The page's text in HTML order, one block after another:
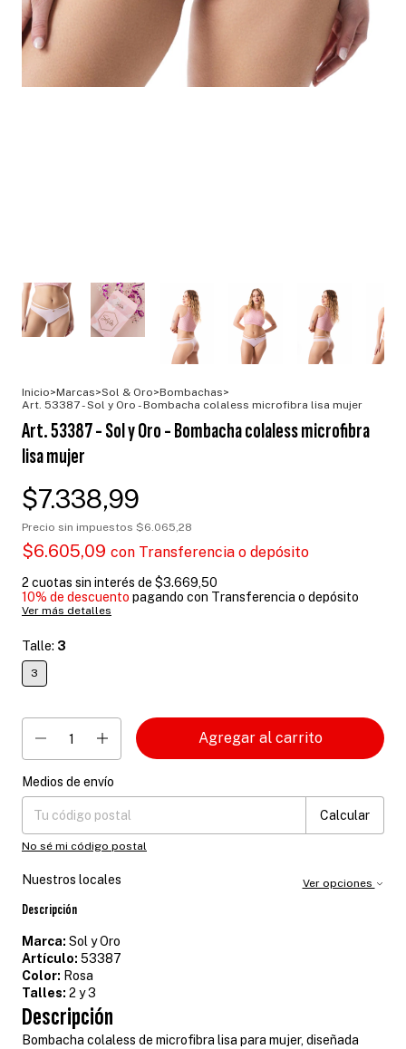
Inicio>Marcas>Sol & Oro>Bombachas>
Art. 53387 - Sol y Oro - Bombacha colaless microfibra lisa mujer
Art. 53387 - Sol y Oro - Bombacha colaless microfibra
lisa mujer
$7.338,99
Precio sin impuestos $6.065,28
$6.605,09 con Transferencia o depósito
2 cuotas sin interés de $3.669,50
10% de descuento pagando con Transferencia o depósito
Ver más detalles
Talle: 3
3
Entregas para el CP:
Medios de envío
Calcular
No sé mi código postal
Nuestros locales Ver opciones
Descripción
Marca: Sol y Oro
Artículo: 53387
Color: Rosa
Talles: 2 y 3
Descripción
Bombacha colaless de microfibra lisa para mujer, diseñada